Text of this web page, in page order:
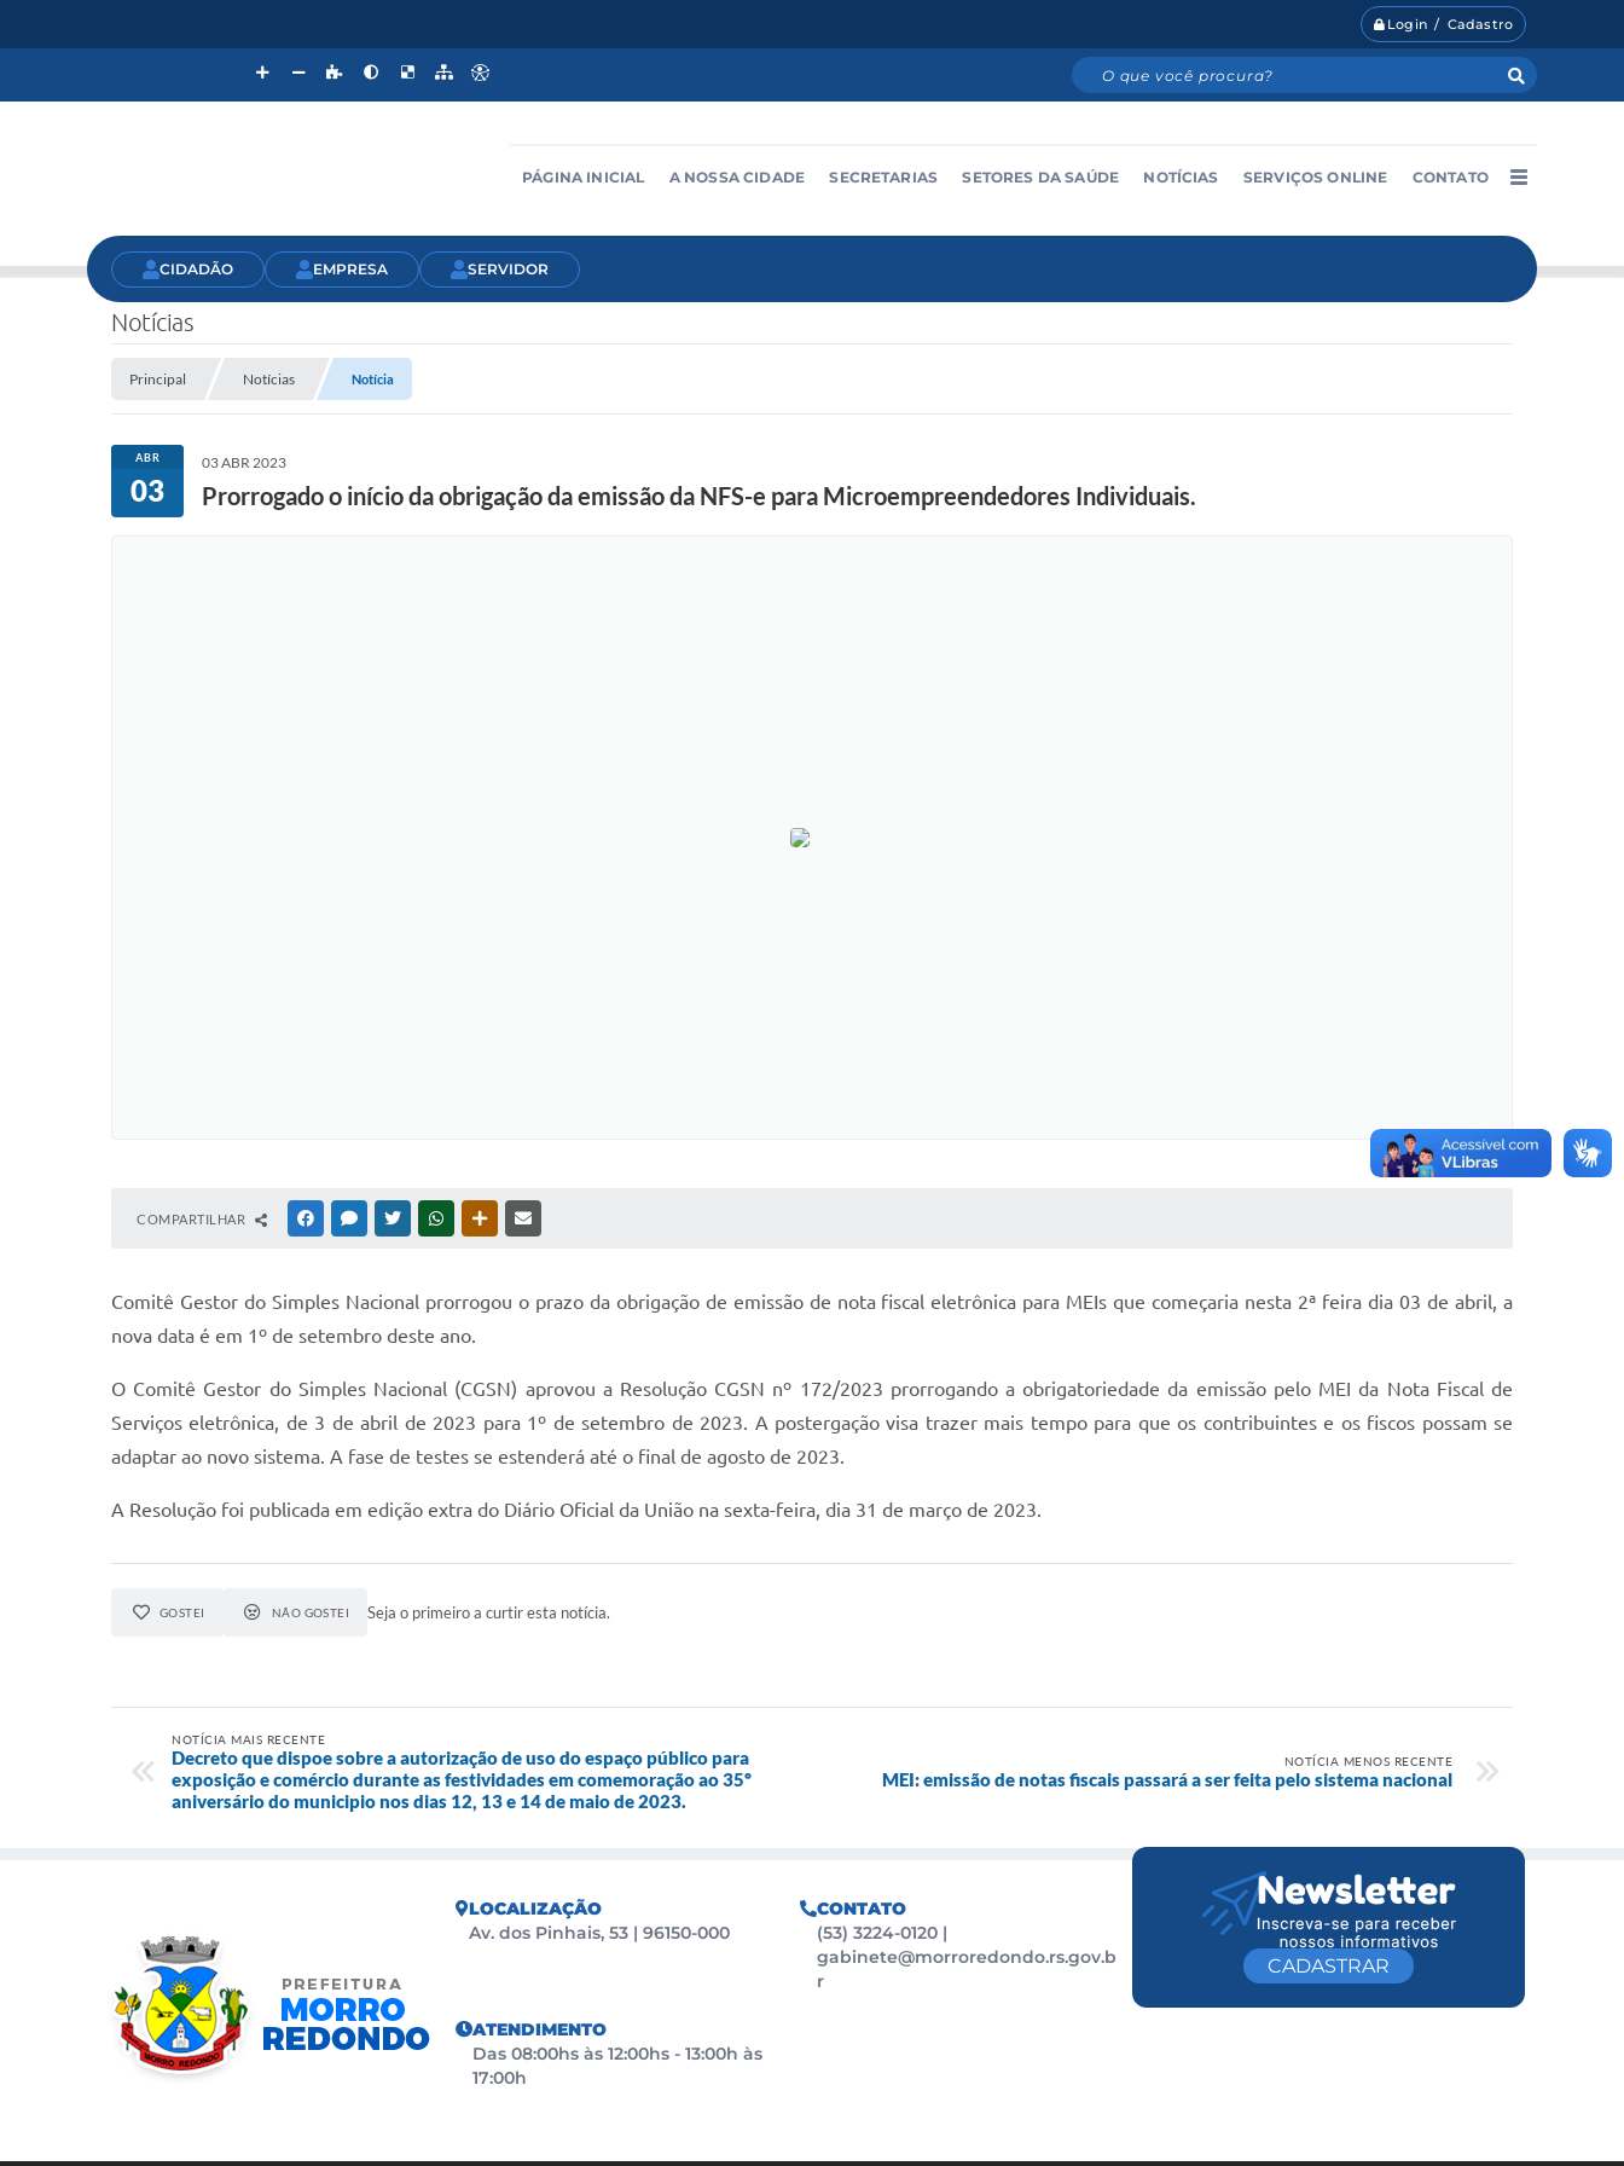
Login / Cadastro
PÁGINA INICIAL A NOSSA CIDADE SECRETARIAS SETORES DA SAÚDE NOTÍCIAS SERVIÇOS ONLINE CONTATO
CIDADÃO EMPRESA SERVIDOR
Notícias
Principal Notícias Notícia
ABR
03
03 ABR 2023
Prorrogado o início da obrigação da emissão da NFS-e para Microempreendedores Individuais.
COMPARTILHAR FACEBOOKMESSENGER
TWITTERWHATSAPPOUTRAS MÍDIAS
Comitê Gestor do Simples Nacional prorrogou o prazo da obrigação de emissão de nota fiscal eletrônica para MEIs que começaria nesta 2ª feira dia 03 de abril, a
nova data é em 1º de setembro deste ano.
O Comitê Gestor do Simples Nacional (CGSN) aprovou a Resolução CGSN nº 172/2023 prorrogando a obrigatoriedade da emissão pelo MEI da Nota Fiscal de
Serviços eletrônica, de 3 de abril de 2023 para 1º de setembro de 2023. A postergação visa trazer mais tempo para que os contribuintes e os fiscos possam se
adaptar ao novo sistema. A fase de testes se estenderá até o final de agosto de 2023.
A Resolução foi publicada em edição extra do Diário Oficial da União na sexta-feira, dia 31 de março de 2023.
GOSTEI NÃO GOSTEI Seja o primeiro a curtir esta notícia.
NOTÍCIA MAIS RECENTE
Decreto que dispoe sobre a autorização de uso do espaço público para
exposição e comércio durante as festividades em comemoração ao 35º
aniversário do municipio nos dias 12, 13 e 14 de maio de 2023.
NOTÍCIA MENOS RECENTE
MEI: emissão de notas fiscais passará a ser feita pelo sistema nacional
LOCALIZAÇÃO
Av. dos Pinhais, 53 | 96150-000
CONTATO
(53) 3224-0120 |
gabinete@morroredondo.rs.gov.b
r
ATENDIMENTO
Das 08:00hs às 12:00hs - 13:00h às
17:00h
CADASTRAR